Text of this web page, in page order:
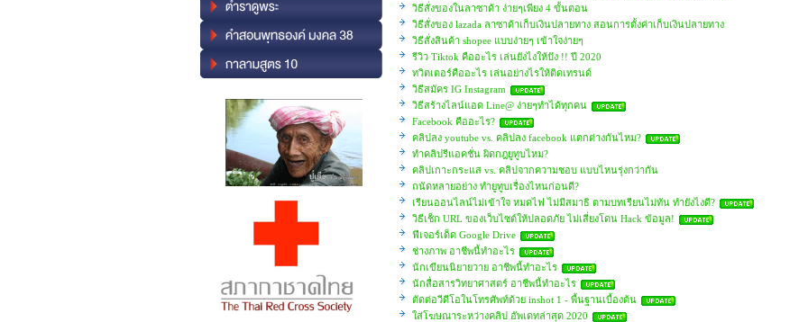
วิธีสั่งของในลาซาด้า ง่ายๆเพียง 4 ขั้นตอน
วิธีสั่งของ lazada ลาซาด้าเก็บเงินปลายทาง สอนการตั้งค่าเก็บเงินปลายทาง
วิธีสั่งสินค้า shopee แบบง่ายๆ เข้าใจง่ายๆ
รีวิว Tiktok คืออะไร เล่นยังไงให้ปัง !! ปี 2020
ทวิตเตอร์คืออะไร เล่นอย่างไรให้ติดเทรนด์
วิธีสมัคร IG Instagram
วิธีสร้างไลน์แอด Line@ ง่ายๆทำได้ทุกคน
Facebook คืออะไร?
คลิปลง youtube vs. คลิปลง facebook แตกต่างกันไหม?
ทำคลิปรีแอคชั่น ผิดกฎยูทูบไหม?
คลิปเกาะกระแส vs. คลิปจากความชอบ แบบไหนรุ่งกว่ากัน
ถนัดหลายอย่าง ทำยูทูบเรื่องไหนก่อนดี?
เรียนออนไลน์ไม่เข้าใจ หมดไฟ ไม่มีสมาธิ ตามบทเรียนไม่ทัน ทำยังไงดี?
วิธีเช็ก URL ของเว็บไซต์ให้ปลอดภัย ไม่เสี่ยงโดน Hack ข้อมูล!
ฟีเจอร์เด็ด Google Drive
ช่างภาพ อาชีพนี้ทำอะไร
นักเขียนนิยายวาย อาชีพนี้ทำอะไร
นักสื่อสารวิทยาศาสตร์ อาชีพนี้ทำอะไร
ตัดต่อวีดีโอในโทรศัพท์ด้วย inshot 1 - พื้นฐานเบื้องต้น
ใส่โฆษณาระหว่างคลิป อัพเดทล่าสุด 2020